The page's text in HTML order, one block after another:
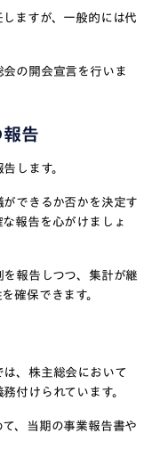
ますが、一般的には代
の開会宣言を行いま
告
します。
できるか否かを決定す
報告を心がけましょ
報告しつつ、集計が継
確保できます。
、株主総会において
付けられています。
、当期の事業報告書や